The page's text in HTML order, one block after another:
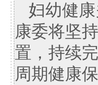
妇幼健
康委将坚
置，持续
周期健康